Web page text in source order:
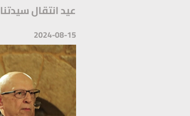
عيد انتقال
2024-08-15